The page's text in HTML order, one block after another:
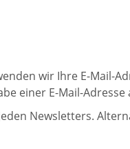
wir Ihre E-Mail-
einer E-Mail-Adresse
Newsletters.